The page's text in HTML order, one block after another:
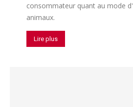
consommateur quant au mode
animaux.
Lire plus